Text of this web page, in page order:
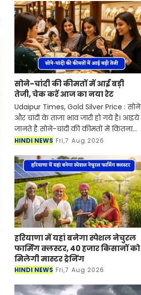
सोने-चांदी की कीमतों में आई बड़ी
तेजी, चेक करें आज का नया रेट
Udaipur Times, Gold Silver Price : सोने
और चांदी के ताजा भाव जारी हो गये है। आइये
जानते है सोने-चांदी की कीमतों में कितना
बदलाव आया है। आज शुक्रवार, 7 अगस्त को
HINDI NEWS Fri,7 Aug 2026
हरियाणा में यहां बनेगा स्पेशल नेचुरल
फार्मिंग क्लस्टर, 40 हजार किसानों को
मिलेगी मास्टर ट्रेनिंग
HINDI NEWS Fri,7 Aug 2026